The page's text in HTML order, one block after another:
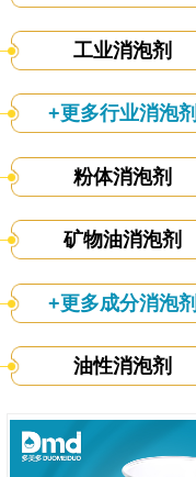
工业消泡剂
+更多行业消泡剂
粉体消泡剂
矿物油消泡剂
+更多成分消泡剂
油性消泡剂